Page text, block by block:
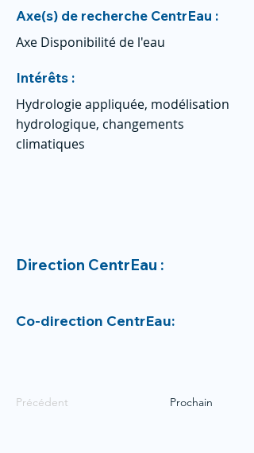
Axe(s) de recherche CentrEau :
Axe Disponibilité de l'eau
Intérêts :
Hydrologie appliquée, modélisation
hydrologique, changements
climatiques
Direction CentrEau :
Co-direction CentrEau:
Précédent Prochain